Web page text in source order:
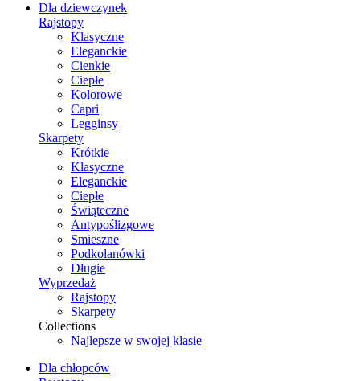
Dla dziewczynek
Rajstopy
Klasyczne
Eleganckie
Cienkie
Ciepłe
Kolorowe
Capri
Legginsy
Skarpety
Krótkie
Klasyczne
Eleganckie
Ciepłe
Świąteczne
Antypoślizgowe
Smieszne
Podkolanówki
Długie
Wyprzedaż
Rajstopy
Skarpety
Collections
Najlepsze w swojej klasie
Dla chłopców